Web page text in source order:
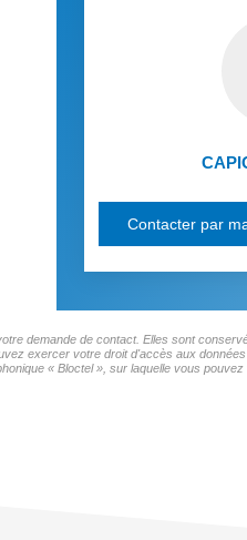
Contacter par
demande de contact. Elles sont
exercer votre droit d'accès aux
« Bloctel », sur laquelle vous